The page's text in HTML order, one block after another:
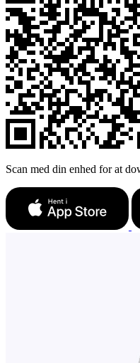
Scan med din enhed for at